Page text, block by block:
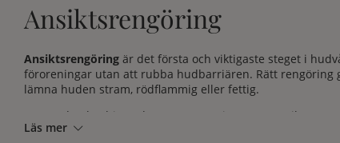
Ansiktsrengöring
Ansiktsrengöring är det första och viktigaste steget i
föroreningar utan att rubba hudbarriären. Rätt
lämna huden stram, rödflammig eller fettig.
Hos Hudoteket hittar du ett stort sortiment av
Babor, Eminence Organic Skin Care, Erborian, ESSE
Läs mer